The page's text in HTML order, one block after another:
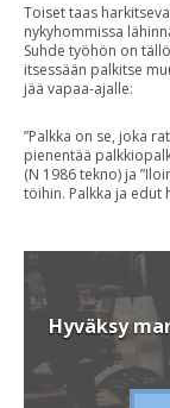
Toiset taas
nykyhommissa
Suhde työhön on
itsessään palkitse
jää vapaa-ajalle:
”Palkka on se, joka
pienentää
(N 1986 tekno) ja
töihin. Palkka ja edut
Hyväksy